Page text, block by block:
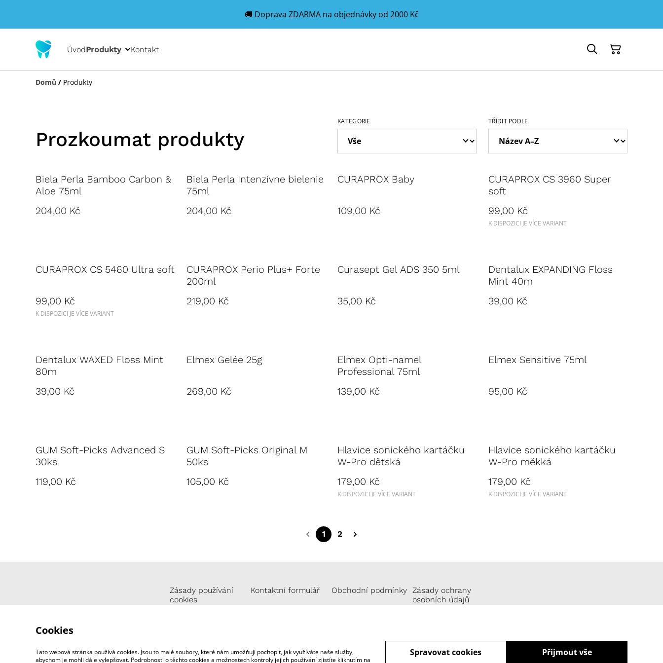
🚚 Doprava ZDARMA na objednávky od 2000 Kč
ÚvodProdukty Kontakt
Domů / Produkty
Prozkoumat produkty
KATEGORIE TŘÍDIT PODLE
Biela Perla Bamboo Carbon &
Aloe 75ml
204,00 Kč
Biela Perla Intenzívne bielenie
75ml
204,00 Kč
CURAPROX Baby
109,00 Kč
CURAPROX CS 3960 Super
soft
99,00 Kč
K DISPOZICI JE VÍCE VARIANT
CURAPROX CS 5460 Ultra soft
99,00 Kč
K DISPOZICI JE VÍCE VARIANT
CURAPROX Perio Plus+ Forte
200ml
219,00 Kč
Curasept Gel ADS 350 5ml
35,00 Kč
Dentalux EXPANDING Floss
Mint 40m
39,00 Kč
Dentalux WAXED Floss Mint
80m
39,00 Kč
Elmex Gelée 25g
269,00 Kč
Elmex Opti-namel
Professional 75ml
139,00 Kč
Elmex Sensitive 75ml
95,00 Kč
GUM Soft-Picks Advanced S
30ks
119,00 Kč
GUM Soft-Picks Original M
50ks
105,00 Kč
Hlavice sonického kartáčku
W-Pro dětská
179,00 Kč
K DISPOZICI JE VÍCE VARIANT
Hlavice sonického kartáčku
W-Pro měkká
179,00 Kč
K DISPOZICI JE VÍCE VARIANT
1 2
Zásady používání
cookies
Kontaktní formulář Obchodní podmínky Zásady ochrany
osobních údajů
Cookies
Tato webová stránka používá cookies. Jsou to malé soubory, které nám umožňují pochopit, jak využíváte naše služby,
abychom je mohli dále vylepšovat. Podrobnosti o těchto cookies a možnostech kontroly jejich používání zjistíte kliknutím na
Přijmout vše
Spravovat cookies